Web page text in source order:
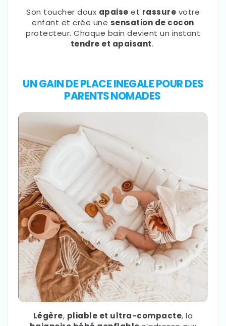
Son toucher doux apaise et rassure votre
enfant et crée une sensation de cocon
protecteur. Chaque bain devient un instant
tendre et apaisant.
UN GAIN DE PLACE INEGALE POUR DES
PARENTS NOMADES
Légère, pliable et ultra-compacte, la